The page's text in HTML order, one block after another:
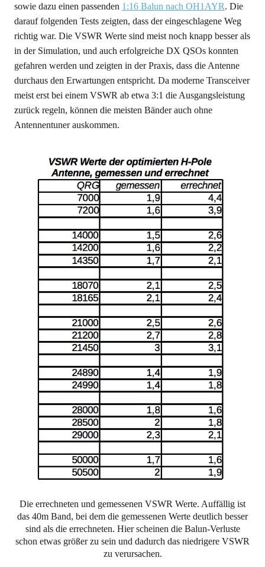
sowie dazu einen passenden 1:16 Balun nach OH1AYR. Die
darauf folgenden Tests zeigten, dass der eingeschlagene Weg
richtig war. Die VSWR Werte sind meist noch knapp besser als
in der Simulation, und auch erfolgreiche DX QSOs konnten
gefahren werden und zeigten in der Praxis, dass die Antenne
durchaus den Erwartungen entspricht. Da moderne Transceiver
meist erst bei einem VSWR ab etwa 3:1 die Ausgangsleistung
zurück regeln, können die meisten Bänder auch ohne
Antennentuner auskommen.
Die errechneten und gemessenen VSWR Werte. Auffällig ist
das 40m Band, bei dem die gemessenen Werte deutlich besser
sind als die errechneten. Hier scheinen die Balun-Verluste
schon etwas größer zu sein und dadurch das niedrigere VSWR
zu verursachen.